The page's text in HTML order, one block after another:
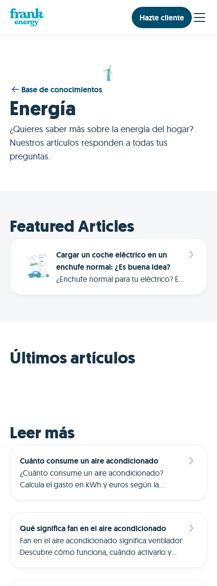
Hazte cliente
Base de conocimientos
Energía
¿Quieres saber más sobre la energía del hogar?
Nuestros artículos responden a todas tus
preguntas.
Featured Articles
Cargar un coche eléctrico en un
enchufe normal: ¿Es buena idea?
¿Enchufe normal para tu eléctrico? Es
Últimos artículos
Leer más
Cuánto consume un aire acondicionado
¿Cuánto consume un aire acondicionado?
Calcula el gasto en kWh y euros según la
Qué significa fan en el aire acondicionado
Fan en el aire acondicionado significa ventilador.
Descubre cómo funciona, cuándo activarlo y